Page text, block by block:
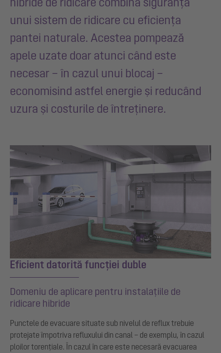
unui sistem de ridicare cu eficiența
pantei naturale. Acestea pompează
apele uzate doar atunci când este
necesar – în cazul unui blocaj –
economisind astfel energie și reducând
uzura și costurile de întreținere.
Eficient datorită funcției duble
Domeniu de aplicare pentru instalațiile de
ridicare hibride
Punctele de evacuare situate sub nivelul de reflux trebuie
protejate împotriva refluxului din canal – de exemplu, în cazul
ploilor torențiale. În cazul în care este necesară evacuarea